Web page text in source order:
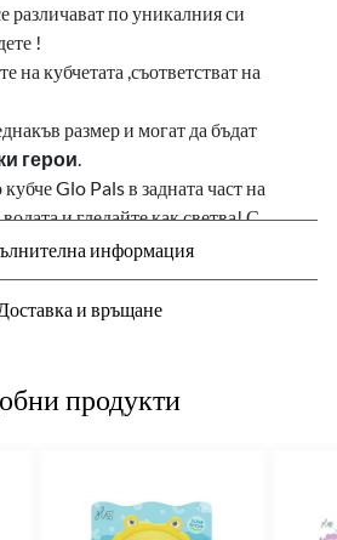
различават по уникалния си
!
на кубчетата ,съответстват на
размер и могат да бъдат
герои.
Glo Pals в задната част на
и гледайте как светва! С
характер, всеки приятел гордо
на всяко дете! Сами идва с 2
включени в кутията!
?
се изключва, когато се извади от
информация
и връщане
продукти